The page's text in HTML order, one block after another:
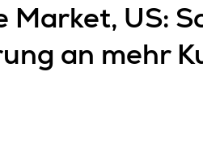
Market, US:
an mehr